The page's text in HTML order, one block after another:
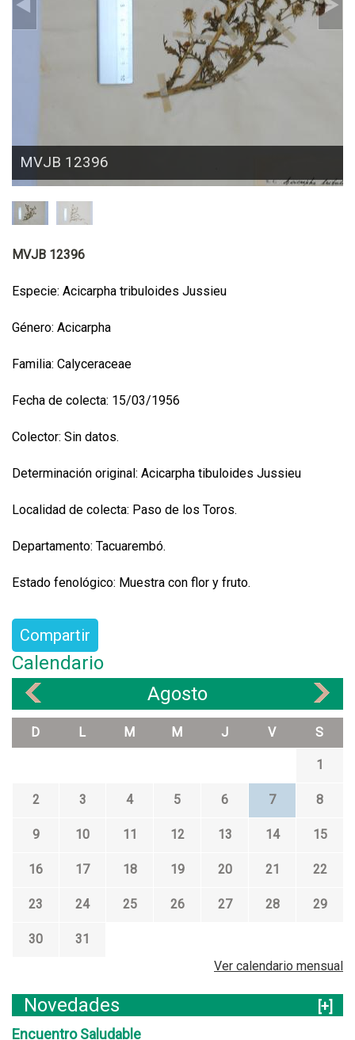
MVJB 12396
MVJB 12396
Especie: Acicarpha tribuloides Jussieu
Género: Acicarpha
Familia: Calyceraceae
Fecha de colecta: 15/03/1956
Colector: Sin datos.
Determinación original: Acicarpha tibuloides Jussieu
Localidad de colecta: Paso de los Toros.
Departamento: Tacuarembó.
Estado fenológico: Muestra con flor y fruto.
Compartir
Calendario
Agosto
D L M M J V S
1
2 3 4 5 6 7 8
9 10 11 12 13 14 15
16 17 18 19 20 21 22
23 24 25 26 27 28 29
30
31
Ver calendario mensual
Novedades
[+]
Encuentro Saludable